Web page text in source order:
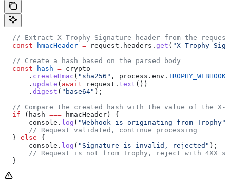
  // Extract X-Trophy-Signature header from the request
  const
hmacHeader = request . headers . get ( "X-Trophy-
  // Create a hash based on the parsed body
  const
hash = crypto
      .
createHmac ( "sha256" , process . env .
      .
update ( await request . text ())
      .
digest ( "base64" );
// Compare the created hash with the value of the X-
  if
( hash === hmacHeader ) {
      console
. log ( "Webhook is originating from Trophy"
      // Request validated, continue processing
  }
else {
      console
. log ( "Signature is invalid, rejected" );
// Request is not from Trophy, reject with 4XX
  }